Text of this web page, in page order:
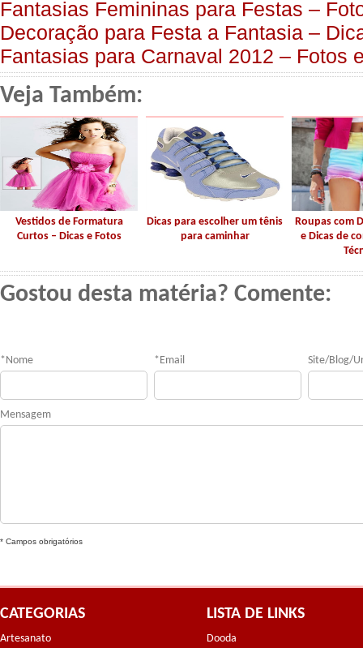
Fantasias Femininas para Festas –
Decoração para Festa a Fantasia –
Fantasias para Carnaval 2012 – Fotos
Veja Também:
Vestidos de Formatura
Curtos – Dicas e Fotos
Dicas para escolher um tênis
para caminhar
Roupas com
e Dicas de
Gostou desta matéria? Comente:
* Nome * Email Site/Blog/
Mensagem
* Campos obrigatórios
CATEGORIAS
Artesanato
LISTA DE LINKS
Dooda